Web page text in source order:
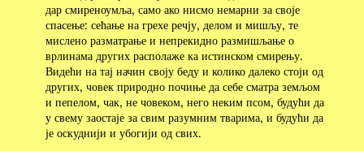
дар смиреноумља, само ако нисмо немарни за своје
спасење: сећање на грехе речју, делом и мишљу, те
мислено разматрање и непрекидно размишљање о
врлинама других располаже ка истинском смирењу.
Видећи на тај начин своју беду и колико далеко стоји од
других, човек природно почиње да себе сматра земљом
и пепелом, чак, не човеком, него неким псом, будући да
у свему заостаје за свим разумним тварима, и будући да
је оскуднији и убогији од свих.